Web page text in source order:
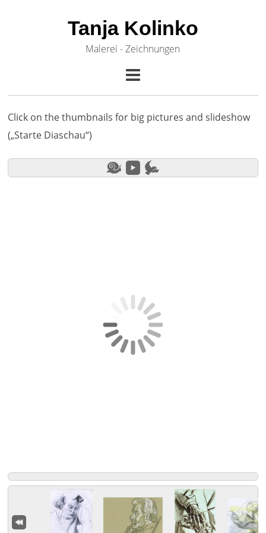
Tanja Kolinko
Malerei - Zeichnungen
Click on the thumbnails for big pictures and slideshow
(„Starte Diaschau“)